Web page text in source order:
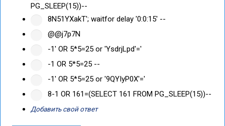
PG_SLEEP(15))--
8N51YXakT'; waitfor delay '0:0:15' --
@@j7p7N
-1' OR 5*5=25 or 'YsdrjLpd'='
-1 OR 5*5=25 --
-1' OR 5*5=25 or '9QYIyP0X'='
8-1 OR 161=(SELECT 161 FROM PG_SLEEP(15))--
Добавить свой ответ